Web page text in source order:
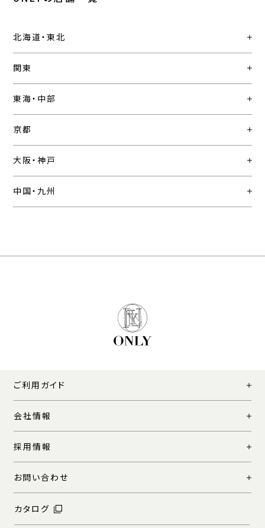
北海道・東北
関東
東海・中部
京都
大阪・神戸
中国・九州
ご利用ガイド
会社情報
採用情報
お問い合わせ
カタログ